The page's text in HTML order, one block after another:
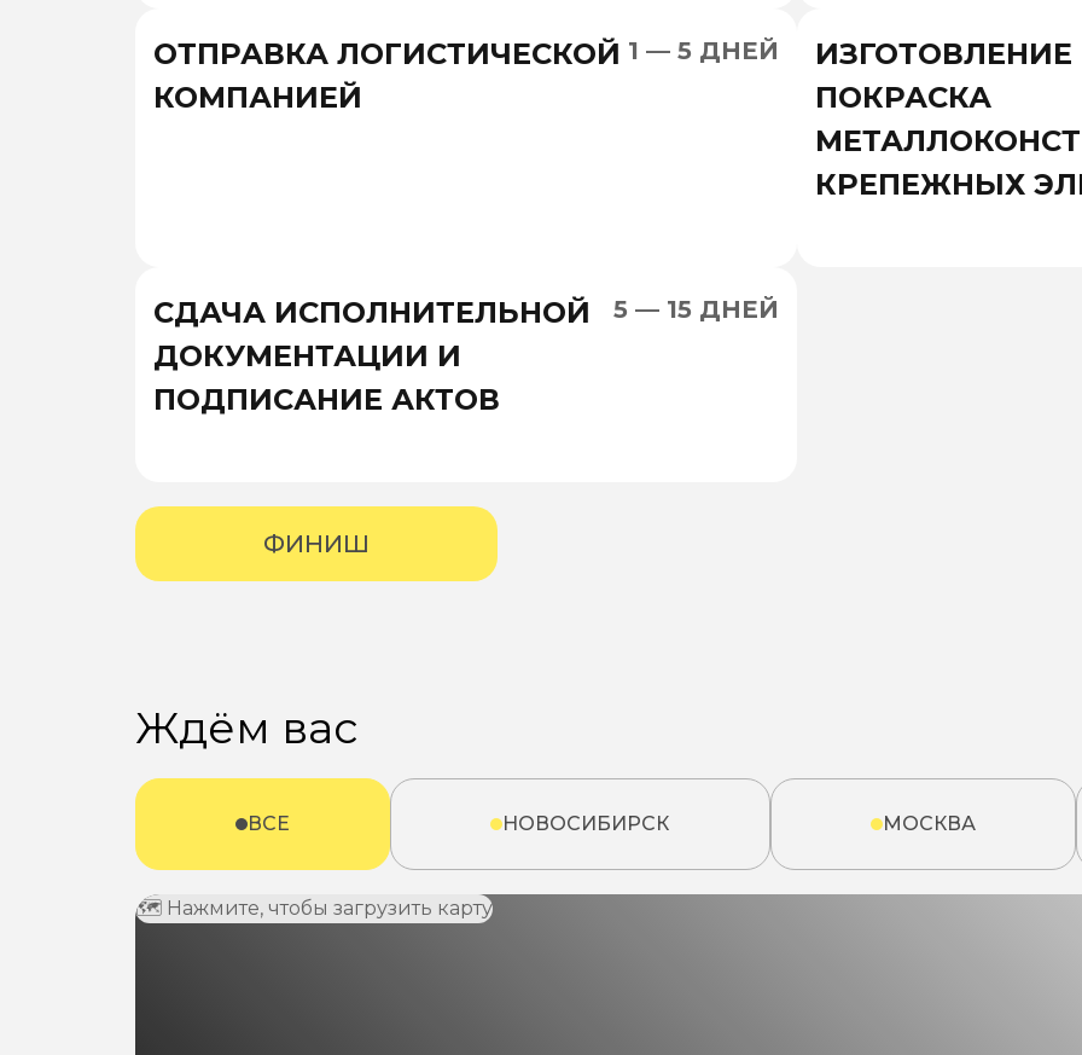
ОТПРАВКА ЛОГИСТИЧЕСКОЙ
КОМПАНИЕЙ
1 — 5 ДНЕЙ
ИЗГОТОВЛЕНИЕ
ПОКРАСКА
КРЕПЕЖНЫХ
СДАЧА ИСПОЛНИТЕЛЬНОЙ
ДОКУМЕНТАЦИИ И
ПОДПИСАНИЕ АКТОВ
5 — 15 ДНЕЙ
ФИНИШ
Ждём вас
ВСЕ НОВОСИБИРСК МОСКВА
🗺 Нажмите, чтобы загрузить карту